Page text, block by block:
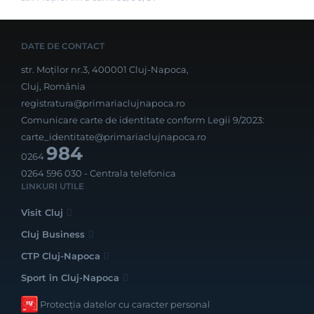
DATE DE CONTACT
str. Moților nr.3, 400001 Cluj-Napoca,
Cluj, România
registratura@primariaclujnapoca.ro
Comunicare carte de identitate conform Legii 9/2023:
carte_identitate@primariaclujnapoca.ro
0264984
0264 596 030 - Centrala telefonica
LINKURI UTILE
Visit Cluj
Cluj Business
CTP Cluj-Napoca
Sport în Cluj-Napoca
Protecția datelor cu caracter personal